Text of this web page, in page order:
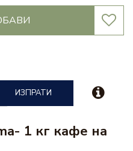
ИЗПРАТИ
1 кг кафе на